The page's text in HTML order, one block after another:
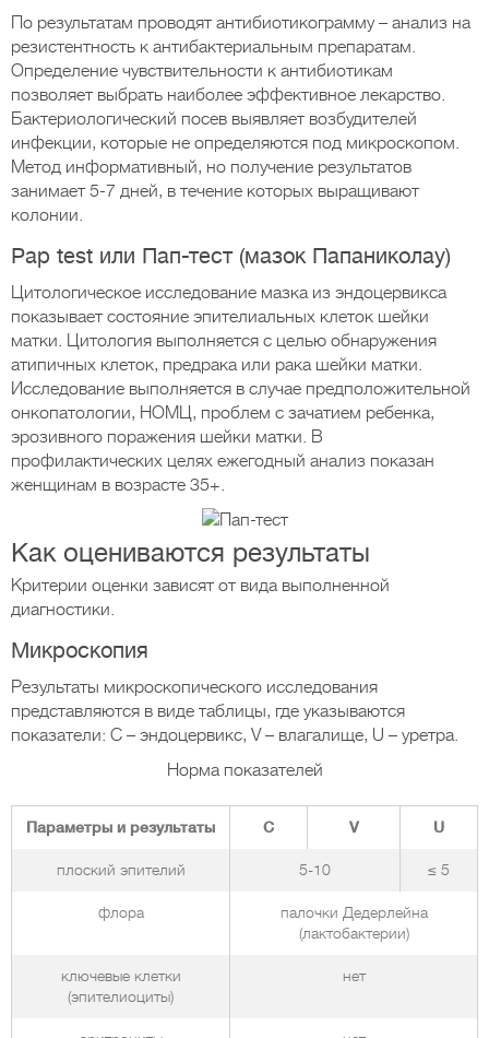
По результатам проводят антибиотикограмму – анализ на
резистентность к антибактериальным препаратам.
Определение чувствительности к антибиотикам
позволяет выбрать наиболее эффективное лекарство.
Бактериологический посев выявляет возбудителей
инфекции, которые не определяются под микроскопом.
Метод информативный, но получение результатов
занимает 5-7 дней, в течение которых выращивают
колонии.
Pap test или Пап-тест (мазок Папаниколау)
Цитологическое исследование мазка из эндоцервикса
показывает состояние эпителиальных клеток шейки
матки. Цитология выполняется с целью обнаружения
атипичных клеток, предрака или рака шейки матки.
Исследование выполняется в случае предположительной
онкопатологии, НОМЦ, проблем с зачатием ребенка,
эрозивного поражения шейки матки. В
профилактических целях ежегодный анализ показан
женщинам в возрасте 35+.
Как оцениваются результаты
Критерии оценки зависят от вида выполненной
диагностики.
Микроскопия
Результаты микроскопического исследования
представляются в виде таблицы, где указываются
показатели: C – эндоцервикс, V – влагалище, U – уретра.
Норма показателей
Параметры и результаты C V U
плоский эпителий 5-10 ≤ 5
флора
палочки Дедерлейна
(лактобактерии)
ключевые клетки
(эпителиоциты)
нет